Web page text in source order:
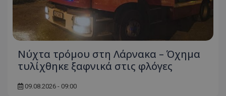
Νύχτα τρόμου στη Λάρνακα – Όχημα
τυλίχθηκε ξαφνικά στις φλόγες
09.08.2026 - 09:00